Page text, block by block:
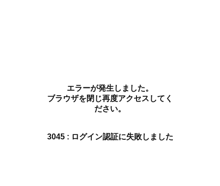
エラーが発生しました。
ブラウザを閉じ再度アクセスしてく
ださい。
3045 : ログイン認証に失敗しました